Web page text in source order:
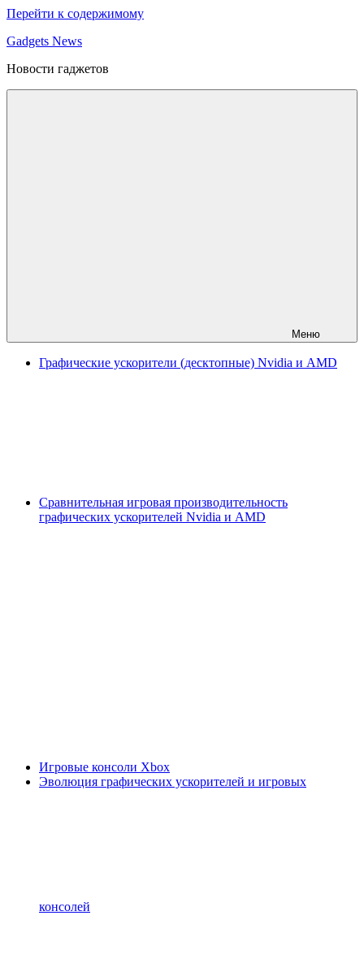
Перейти к содержимому
Gadgets News
Новости гаджетов
Меню
Графические ускорители (десктопные) Nvidia и AMD
Сравнительная игровая производительность
графических ускорителей Nvidia и AMD
Игровые консоли Xbox
Эволюция графических ускорителей и игровых
консолей